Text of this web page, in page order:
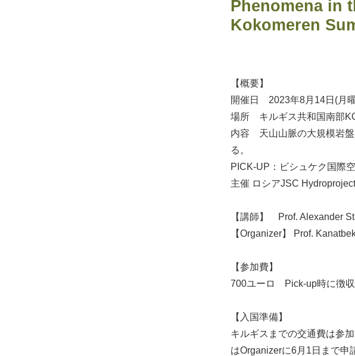
Phenomena in
Kokomeren
日本
【概要】
開催日 2023年8月14日(月
場所 キルギス共和国南部
内容 天山山脈の大規模岩盤
る。
PICK-UP：ビシュケク国際
主催 ロシアJSC
【講師】 Prof. Alexander
【Organizer】 Prof.
【参加費】
700ユーロ Pick-up時に徴収
【入国準備】
キルギスまでの交通費は参
はOrganizerに6月1日まで申